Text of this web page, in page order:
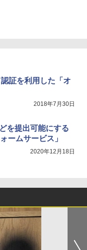
証を利用した「オ
2018年7月30日
を提出可能にする
ームサービス」
2020年12月18日